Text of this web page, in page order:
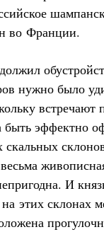
во Франции.
нужно было
встречают
быть эффектно
скальных
И
этих склонах